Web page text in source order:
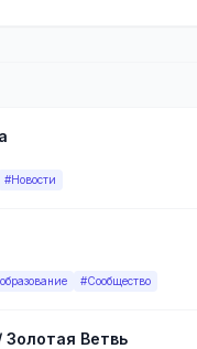
#Новости
#Сообщество
Золотая Ветвь